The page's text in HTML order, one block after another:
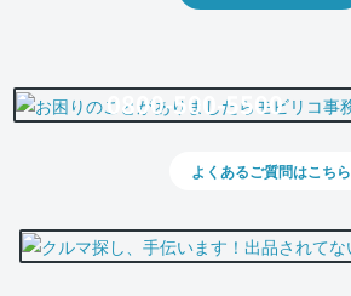
0800-500-5500
よくあるご質問はこちら